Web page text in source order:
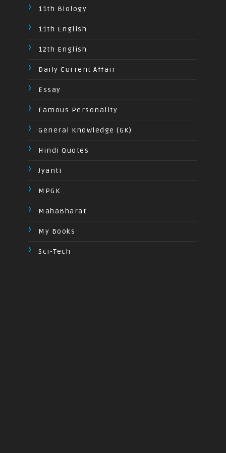
11th Biology
11th English
12th English
Daily Current Affair
Essay
Famous Personality
General Knowledge (GK)
Hindi Quotes
Jyanti
MPGK
MahaBharat
My Books
Sci-Tech